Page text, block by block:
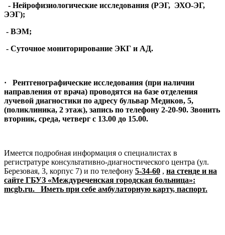
- Нейрофизиологические исследования (РЭГ, ЭХО-ЭГ,
ЭЭГ);
- ВЭМ;
- Суточное мониторирование ЭКГ и АД.
· Рентгенографические исследования (при наличии
направления от врача) проводятся на базе отделения
лучевой диагностики по адресу бульвар Медиков, 5,
(поликлиника, 2 этаж), запись по телефону 2-20-90. Звонить
вторник, среда, четверг с 13.00 до 15.00.
Имеется подробная информация о специалистах в
регистратуре консультативно-диагностического центра (ул.
Березовая, 3, корпус 7) и по телефону 5-34-60 , на стенде и на
сайте ГБУЗ «Междуреченская городская больница»:
mcgb.ru. Иметь при себе амбулаторную карту, паспорт.